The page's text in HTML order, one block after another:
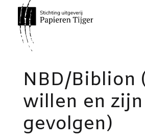
NBD/Biblion
willen en zijn
gevolgen)